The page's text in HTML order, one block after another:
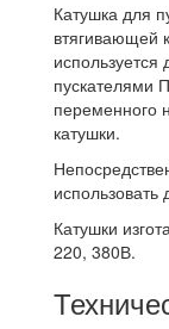
Катушка для
втягивающей
используется
пускателями
переменного
катушки.
использовать
Катушки
220, 380В.